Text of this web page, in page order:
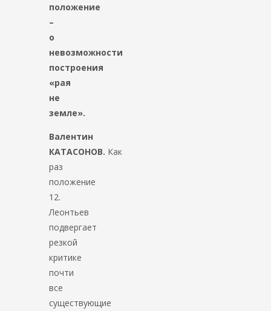
положение
–
о
невозможности
построения
«рая
не
земле».
Валентин
КАТАСОНОВ. Как
раз
положение
12.
Леонтьев
подвергает
резкой
критике
почти
все
существующие